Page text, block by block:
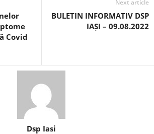
Covid
Next article
BULETIN INFORMATIV DSP
IAȘI – 09.08.2022
Dsp Iasi